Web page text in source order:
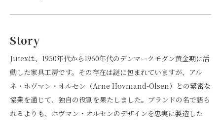
Story
Jutexは、1950年代から1960年代のデンマークモダン黄金期に活
動した家具工房です。その存在は謎に包まれていますが、アル
ネ・ホヴマン・オルセン（Arne Hovmand-Olsen）との緊密な
協業を通じて、独自の役割を果たしました。ブランドの名で語ら
れるよりも、ホヴマン・オルセンのデザインを忠実に製造した